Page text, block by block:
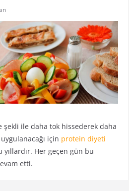
şekli ile daha tok hissederek daha
uygulanacağı için protein diyeti
Her geçen gün bu
etti.